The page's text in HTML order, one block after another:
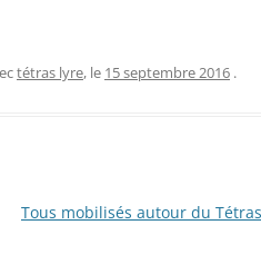
tétras lyre, le 15 septembre 2016 .
Tous mobilisés autour du